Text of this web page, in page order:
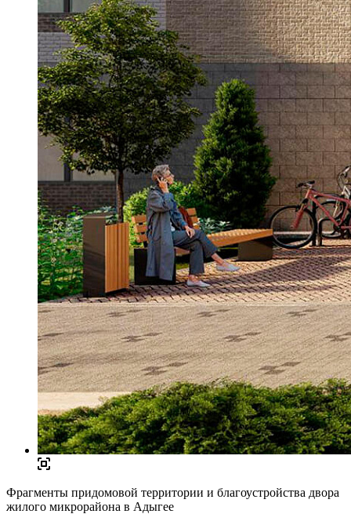
Фрагменты придомовой территории и благоустройства двора
жилого микрорайона в Адыгее